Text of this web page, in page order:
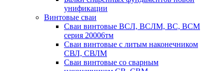
унификации
Винтовые сваи
Сваи винтовые ВСЛ, ВСЛМ, ВС, ВСМ
серия 20006тм
Сваи винтовые с литым наконечником
СВЛ, СВЛМ
Сваи винтовые со сварным